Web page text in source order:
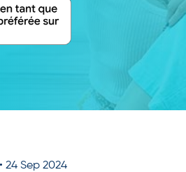
• 24 Sep 2024